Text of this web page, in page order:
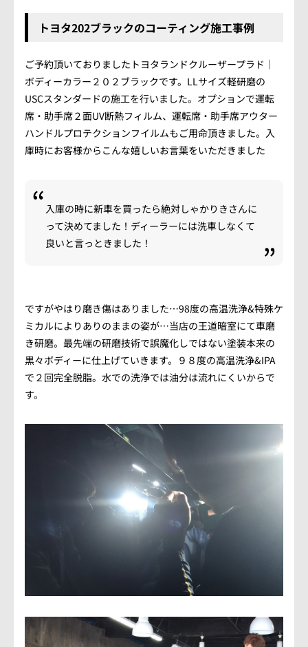
トヨタ202ブラックのコーティング施工事例
ご予約頂いておりましたトヨタランドクルーザープラド｜
ボディーカラー２０２ブラックです。LLサイズ軽研磨の
USCスタンダードの施工を行いました。オプションで運転
席・助手席２面UV断熱フィルム、運転席・助手席アウター
ハンドルプロテクションフイルムもご用命頂きました。入
庫時にお客様からこんな嬉しいお言葉をいただきました
入庫の時に新車を買ったら絶対しゃかりきさんに
って決めてました！ディーラーには洗車しなくて
良いと言っときました！
ですがやはり磨き傷はありました…98度の高温洗浄&特殊ケ
ミカルによりありのままの姿が…当店の王道暗室にて車磨
き研磨。最先端の研磨技術で誤魔化しではない塗装本来の
黒々ボディーに仕上げていきます。９８度の高温洗浄&IPA
で２回完全脱脂。水での洗浄では油分は流れにくいからで
す。